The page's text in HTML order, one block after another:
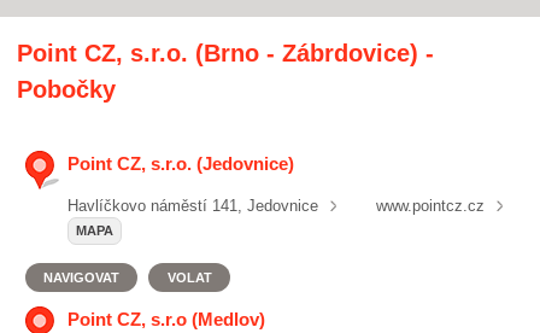
Point CZ, s.r.o. (Brno - Zábrdovice) -
Pobočky
Point CZ, s.r.o. (Jedovnice)
Havlíčkovo náměstí 141, Jedovnice www.pointcz.cz
MAPA
NAVIGOVAT VOLAT
Point CZ, s.r.o (Medlov)